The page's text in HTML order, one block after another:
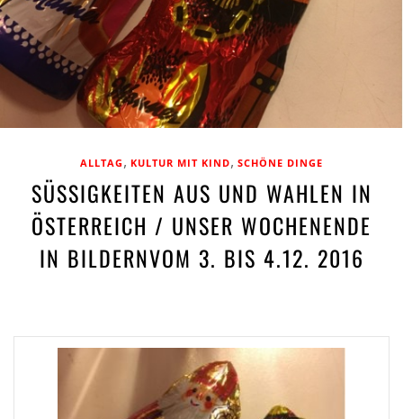
ALLTAG , KULTUR MIT KIND, SCHÖNE DINGE
SÜSSIGKEITEN AUS UND WAHLEN IN Ö
STERREICH / UNSER WOCHENENDE I
N BILDERNVOM 3. BIS 4.12. 2016